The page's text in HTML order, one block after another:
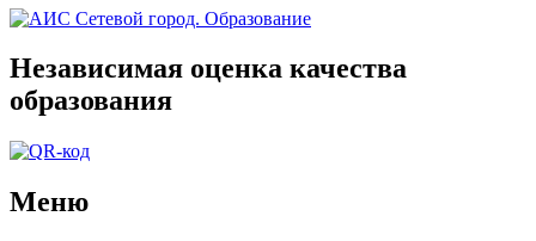
Независимая оценка качества
образования
Меню